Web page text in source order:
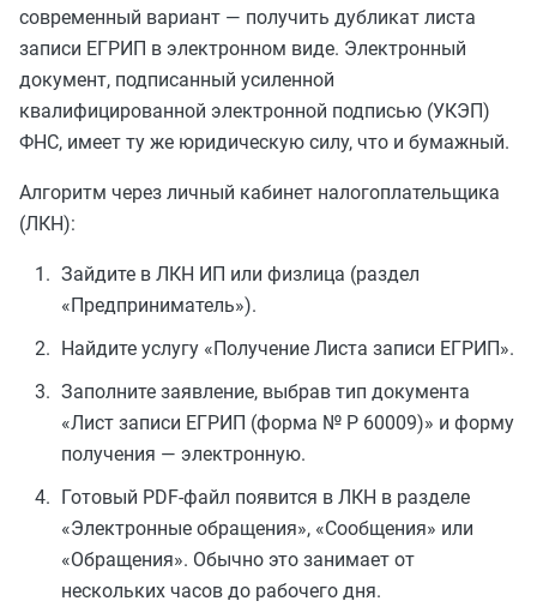
современный вариант — получить дубликат листа
записи ЕГРИП в электронном виде. Электронный
документ, подписанный усиленной
квалифицированной электронной подписью (УКЭП)
ФНС, имеет ту же юридическую силу, что и бумажный.
Алгоритм через личный кабинет налогоплательщика
(ЛКН):
Зайдите в ЛКН ИП или физлица (раздел
«Предприниматель»).
Найдите услугу «Получение Листа записи ЕГРИП».
Заполните заявление, выбрав тип документа
«Лист записи ЕГРИП (форма № Р 60009)» и форму
получения — электронную.
Готовый PDF-файл появится в ЛКН в разделе
«Электронные обращения», «Сообщения» или
«Обращения». Обычно это занимает от
нескольких часов до рабочего дня.